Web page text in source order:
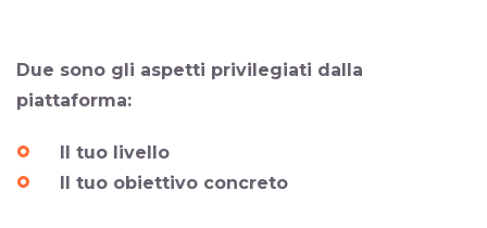
Due sono gli aspetti privilegiati dalla
piattaforma:
Il tuo livello
Il tuo obiettivo concreto